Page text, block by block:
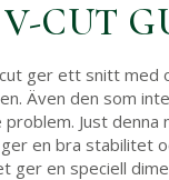
V-CUT
ger ett snitt med
Även den som
Just
en bra stabilitet
ger en speciell